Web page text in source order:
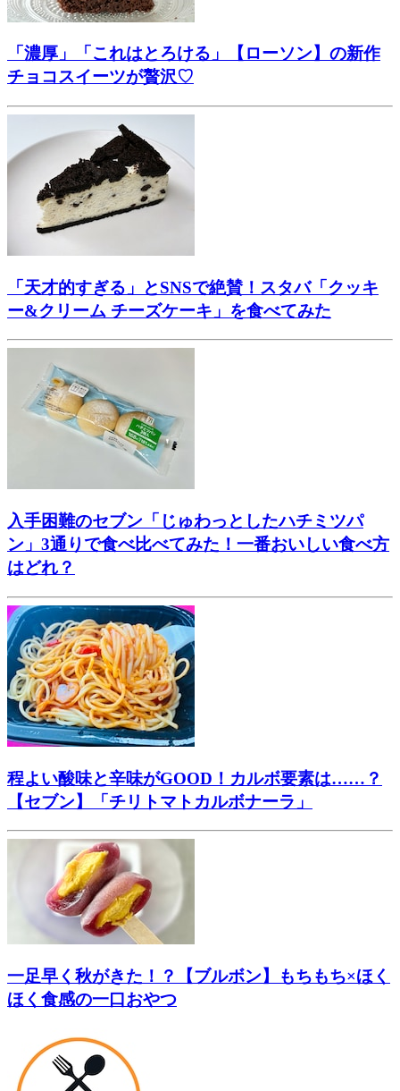
「濃厚」「これはとろける」【ローソン】の新作
チョコスイーツが贅沢♡
「天才的すぎる」とSNSで絶賛！スタバ「クッキ
ー&クリーム チーズケーキ」を食べてみた
入手困難のセブン「じゅわっとしたハチミツパ
ン」3通りで食べ比べてみた！一番おいしい食べ方
はどれ？
程よい酸味と辛味がGOOD！カルボ要素は……？
【セブン】「チリトマトカルボナーラ」
一足早く秋がきた！？【ブルボン】もちもち×ほく
ほく食感の一口おやつ